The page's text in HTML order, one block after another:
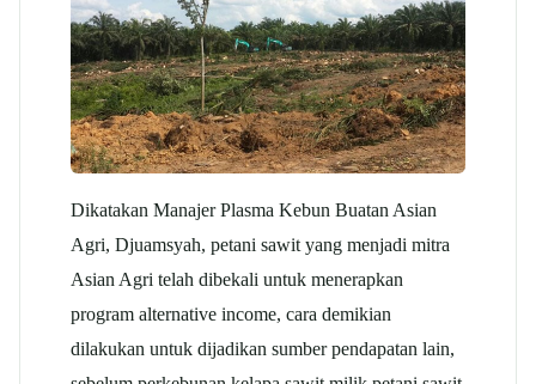
Dikatakan Manajer Plasma Kebun Buatan Asian
Agri, Djuamsyah, petani sawit yang menjadi mitra
Asian Agri telah dibekali untuk menerapkan
program alternative income, cara demikian
dilakukan untuk dijadikan sumber pendapatan lain,